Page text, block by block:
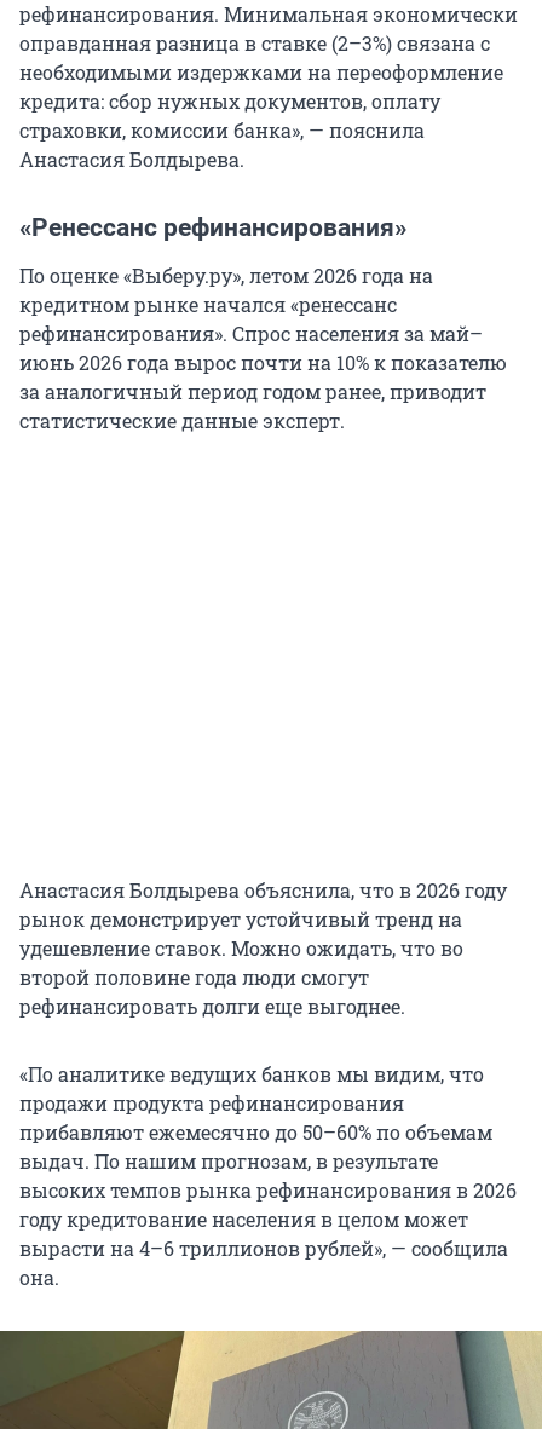
рефинансирования. Минимальная экономически
оправданная разница в ставке (2–3%) связана с
необходимыми издержками на переоформление
кредита: сбор нужных документов, оплату
страховки, комиссии банка», — пояснила
Анастасия Болдырева.
«Ренессанс рефинансирования»
По оценке «Выберу.ру», летом 2026 года на
кредитном рынке начался «ренессанс
рефинансирования». Спрос населения за май–
июнь 2026 года вырос почти на 10% к показателю
за аналогичный период годом ранее, приводит
статистические данные эксперт.
Анастасия Болдырева объяснила, что в 2026 году
рынок демонстрирует устойчивый тренд на
удешевление ставок. Можно ожидать, что во
второй половине года люди смогут
рефинансировать долги еще выгоднее.
«По аналитике ведущих банков мы видим, что
продажи продукта рефинансирования
прибавляют ежемесячно до 50–60% по объемам
выдач. По нашим прогнозам, в результате
высоких темпов рынка рефинансирования в 2026
году кредитование населения в целом может
вырасти на 4–6 триллионов рублей», — сообщила
она.